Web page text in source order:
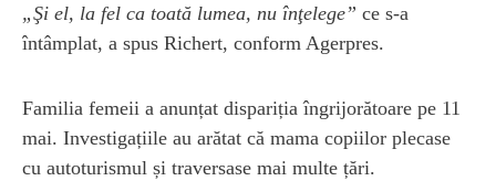
„Şi el, la fel ca toată lumea, nu înţelege” ce s-a
întâmplat, a spus Richert, conform Agerpres.
Familia femeii a anunțat dispariția îngrijorătoare pe 11
mai. Investigațiile au arătat că mama copiilor plecase
cu autoturismul și traversase mai multe țări.